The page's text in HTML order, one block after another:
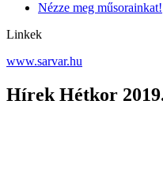
Nézze meg műsorainkat!
Linkek
www.sarvar.hu
Hírek Hétkor